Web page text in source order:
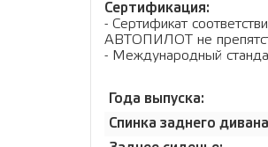
Сертификация:
- Сертификат
АВТОПИЛОТ не
- Международный
Года выпуска:
Спинка заднего